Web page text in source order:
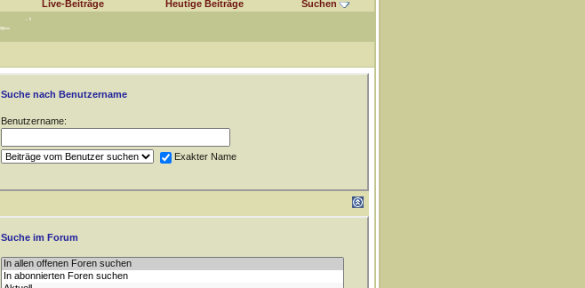
Live-Beiträge Heutige Beiträge Suchen
Suche nach Benutzername
Benutzername:
Exakter Name
Suche im Forum